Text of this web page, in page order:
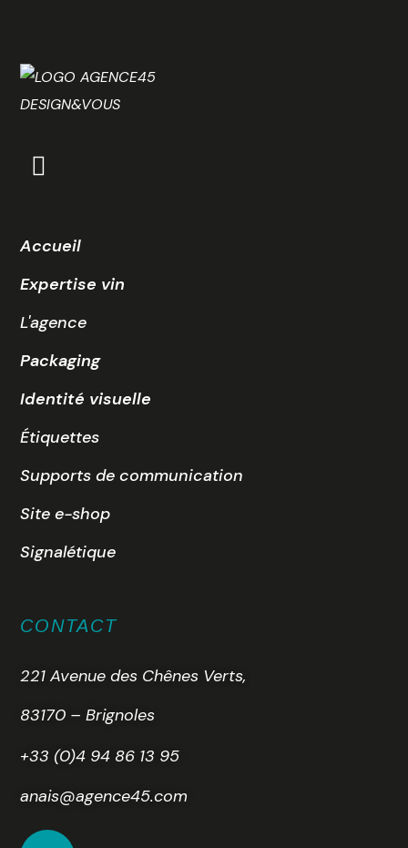
Accueil
Expertise vin
L'agence
Packaging
Identité visuelle
Étiquettes
Supports de communication
Site e-shop
Signalétique
CONTACT
221 Avenue des Chênes Verts,
83170 – Brignoles
+33 (0)4 94 86 13 95
anais@agence45.com